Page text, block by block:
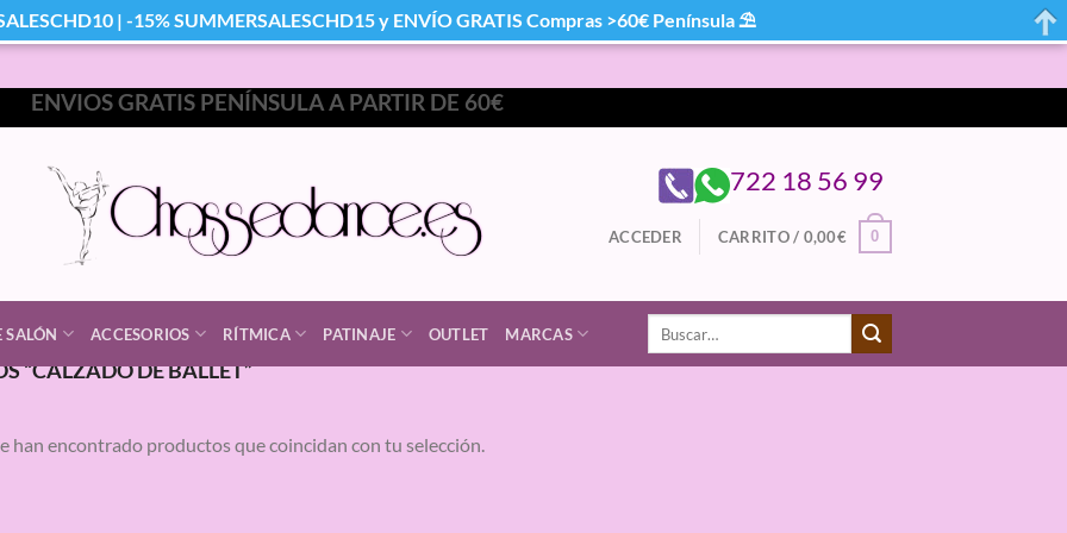
ENVIOS GRATIS PENÍNSULA A PARTIR DE 60€
722 18 56 99
ACCEDER CARRITO / 0,00€ 0
SALÓN ACCESORIOS RÍTMICA PATINAJE OUTLET MARCAS
Buscar
“CALZADO DE BALLET”
han encontrado productos que coincidan con tu selección.
| -15% SUMMERSALESCHD15 y ENVÍO GRATIS Compras >60€ Península ⛱